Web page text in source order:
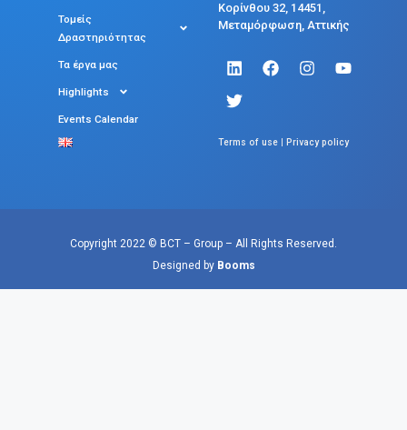
Τομείς
Δραστηριότητας
Τα έργα μας
Highlights
Events Calendar
Κορίνθου 32, 14451,
Μεταμόρφωση, Αττικής
Terms of use Privacy policy
Copyright 2022 © BCT – Group – All Rights Reserved.
Designed by Booms